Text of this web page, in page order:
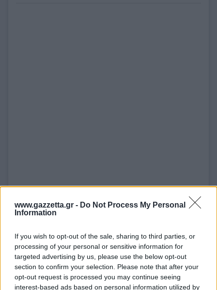
www.gazzetta.gr - Do Not Process My Personal
Information
If you wish to opt-out of the sale, sharing to third parties, or
processing of your personal or sensitive information for
targeted advertising by us, please use the below opt-out
section to confirm your selection. Please note that after your
opt-out request is processed you may continue seeing
interest-based ads based on personal information utilized by